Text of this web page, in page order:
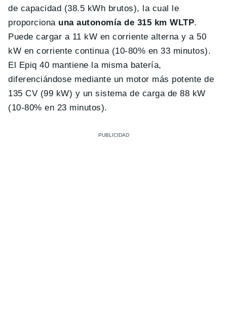
de capacidad (38.5 kWh brutos), la cual le
proporciona una autonomía de 315 km WLTP.
Puede cargar a 11 kW en corriente alterna y a 50
kW en corriente continua (10-80% en 33 minutos).
El Epiq 40 mantiene la misma batería,
diferenciándose mediante un motor más potente de
135 CV (99 kW) y un sistema de carga de 88 kW
(10-80% en 23 minutos).